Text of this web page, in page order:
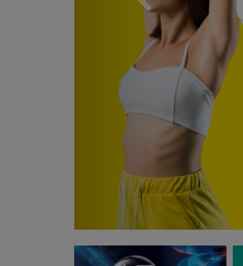
Previous Next